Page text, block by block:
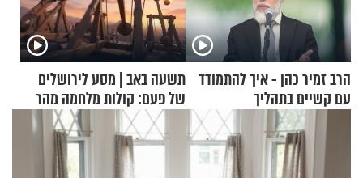
הרב זמיר כהן - איך להתמודד
עם קשיים בתהליך
ההתחזקות?
תשעה באב | מסע לירושלים
של פעם: קולות מלחמה מהר
הזיתים